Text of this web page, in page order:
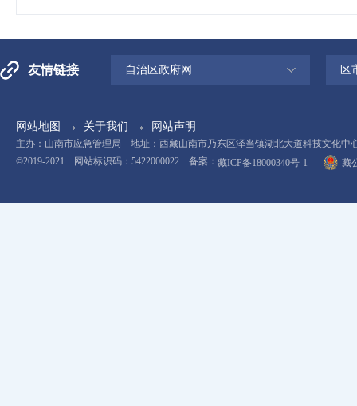
友情链接 自治区政府网 区
网站地图 关于我们 网站声明
主办：山南市应急管理局 地址：西藏山南市乃东区泽当镇湖北大道科技文化中
©2019-2021 网站标识码：5422000022 备案： 藏ICP备18000340号-1 藏